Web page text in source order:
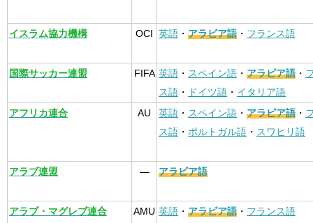
イスラム協力機構 OCI 英語 ・ アラビア語 ・ フランス語
国際サッカー連盟 FIFA 英語 ・ スペイン語 ・ アラビア語 ・
ス語 ・ ドイツ語 ・ イタリア語
アフリカ連合
AU 英語 ・ スペイン語 ・ アラビア語 ・
ス語 ・ ポルトガル語 ・ スワヒリ語
アラブ連盟 — アラビア語
アラブ・マグレブ連合 AMU 英語 ・ アラビア語 ・ フランス語